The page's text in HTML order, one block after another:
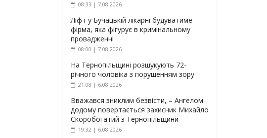
08:33 | 7.08.2026
Ліфт у Бучацькій лікарні будуватиме
фірма, яка фігурує в кримінальному
провадженні
08:00 | 7.08.2026
На Тернопільщині розшукують 72-
річного чоловіка з порушенням зору
21:08 | 6.08.2026
Вважався зниклим безвісти, – Ангелом
додому повертається захисник Михайло
Скоробогатий з Тернопільщини
19:32 | 6.08.2026